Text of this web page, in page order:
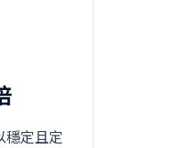
穩定且定